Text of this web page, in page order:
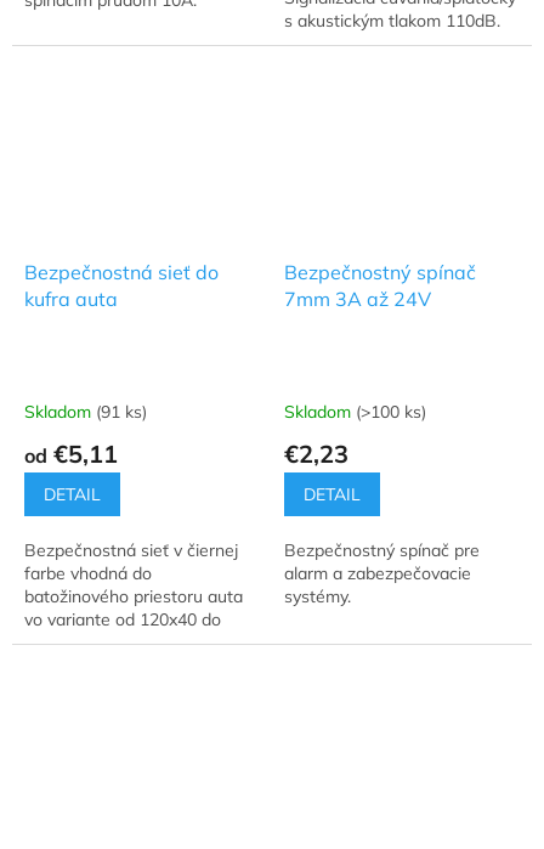
s akustickým tlakom 110dB.
Bezpečnostná sieť do
kufra auta
Skladom (91 ks)
od €5,11
DETAIL
Bezpečnostná sieť v čiernej
farbe vhodná do
batožinového priestoru auta
vo variante od 120x40 do
120x100 cm.
Bezpečnostný spínač
7mm 3A až 24V
Skladom (>100 ks)
€2,23
DETAIL
Bezpečnostný spínač pre
alarm a zabezpečovacie
systémy.